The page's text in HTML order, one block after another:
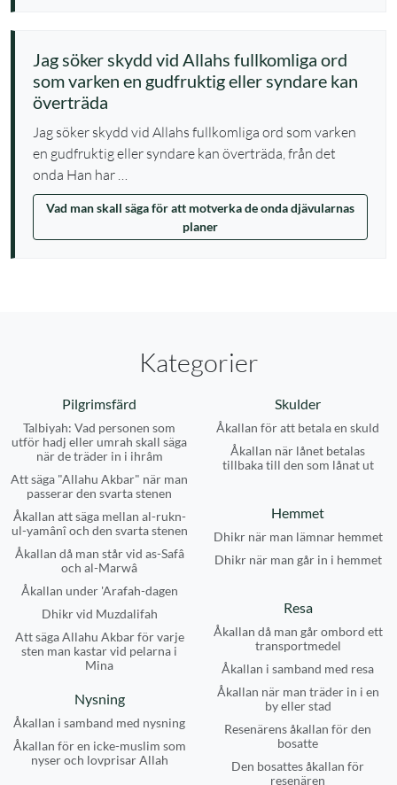
Jag söker skydd vid Allahs fullkomliga ord
som varken en gudfruktig eller syndare kan
överträda
Jag söker skydd vid Allahs fullkomliga ord som varken
en gudfruktig eller syndare kan överträda, från det
onda Han har …
Vad man skall säga för att motverka de onda djävularnas
planer
Kategorier
Pilgrimsfärd
Talbiyah: Vad personen som
utför hadj eller umrah skall säga
när de träder in i ihrâm
Att säga "Allahu Akbar" när man
passerar den svarta stenen
Åkallan att säga mellan al-rukn-
ul-yamânî och den svarta stenen
Åkallan då man står vid as-Safâ
och al-Marwâ
Åkallan under 'Arafah-dagen
Dhikr vid Muzdalifah
Att säga Allahu Akbar för varje
sten man kastar vid pelarna i
Mina
Skulder
Åkallan för att betala en skuld
Åkallan när lånet betalas
tillbaka till den som lånat ut
Hemmet
Dhikr när man lämnar hemmet
Dhikr när man går in i hemmet
Resa
Åkallan då man går ombord ett
transportmedel
Åkallan i samband med resa
Åkallan när man träder in i en
by eller stad
Resenärens åkallan för den
bosatte
Den bosattes åkallan för
resenären
Nysning
Åkallan i samband med nysning
Åkallan för en icke-muslim som
nyser och lovprisar Allah